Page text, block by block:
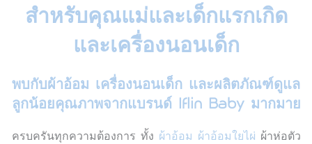
สำหรับคุณแม่และเด็กแรกเกิด
และเครื่องนอนเด็ก
พบกับผ้าอ้อม เครื่องนอนเด็ก และผลิตภัณฑ์ดูแล
ลูกน้อยคุณภาพจากแบรนด์ Iflin Baby มากมาย
ครบครันทุกความต้องการ ทั้ง ผ้าอ้อม ผ้าอ้อมใยไผ่ ผ้าห่อตัว